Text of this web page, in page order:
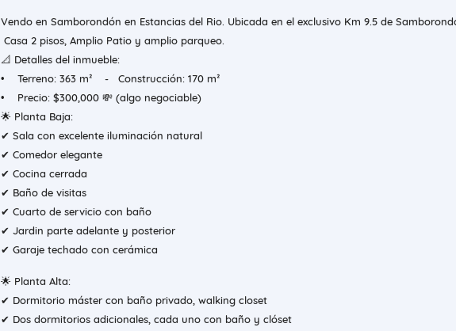
Vendo en Samborondón en Estancias del Rio. Ubicada en el exclusivo Km 9.5 de
Casa 2 pisos, Amplio Patio y amplio parqueo.
📐 Detalles del inmueble:
• Terreno: 363 m² - Construcción: 170 m²
• Precio: $300,000 💸 (algo negociable)
🌟 Planta Baja:
✔ Sala con excelente iluminación natural
✔ Comedor elegante
✔ Cocina cerrada
✔ Baño de visitas
✔ Cuarto de servicio con baño
✔ Jardin parte adelante y posterior
✔ Garaje techado con cerámica
🌟 Planta Alta:
✔ Dormitorio máster con baño privado, walking closet
✔ Dos dormitorios adicionales, cada uno con baño y clóset